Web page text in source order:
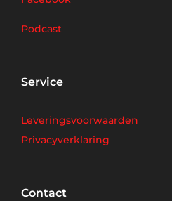
Podcast
Service
Leveringsvoorwaarden
Privacyverklaring
Contact